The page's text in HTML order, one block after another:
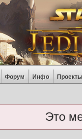
Форум Инфо
Это